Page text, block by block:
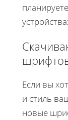
Если вы
и стиль
новые